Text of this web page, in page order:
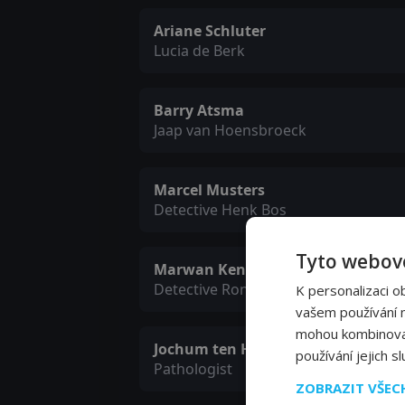
Ariane Schluter
Lucia de Berk
Barry Atsma
Jaap van Hoensbroeck
Marcel Musters
Detective Henk Bos
Marwan Kenzari
Detective Ron Leeflang
Jochum ten Haaf
Pathologist
Tyto
K personalizaci
vašem používání
mohou
používání jejich
ZOBRAZIT